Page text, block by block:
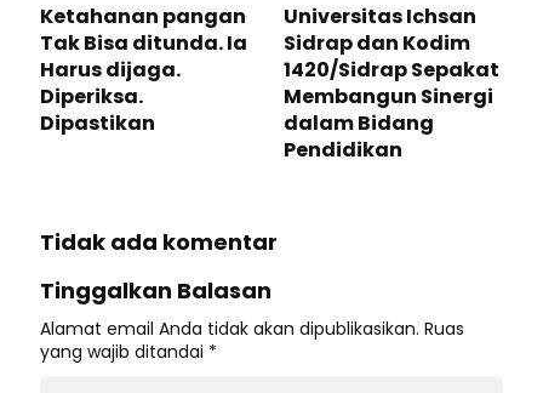
Ketahanan pangan
Tak Bisa ditunda. Ia
Harus dijaga.
Diperiksa.
Dipastikan
Universitas Ichsan
Sidrap dan Kodim
1420/Sidrap Sepakat
Membangun Sinergi
dalam Bidang
Pendidikan
Tidak ada komentar
Tinggalkan Balasan
Alamat email Anda tidak akan dipublikasikan. Ruas
yang wajib ditandai *